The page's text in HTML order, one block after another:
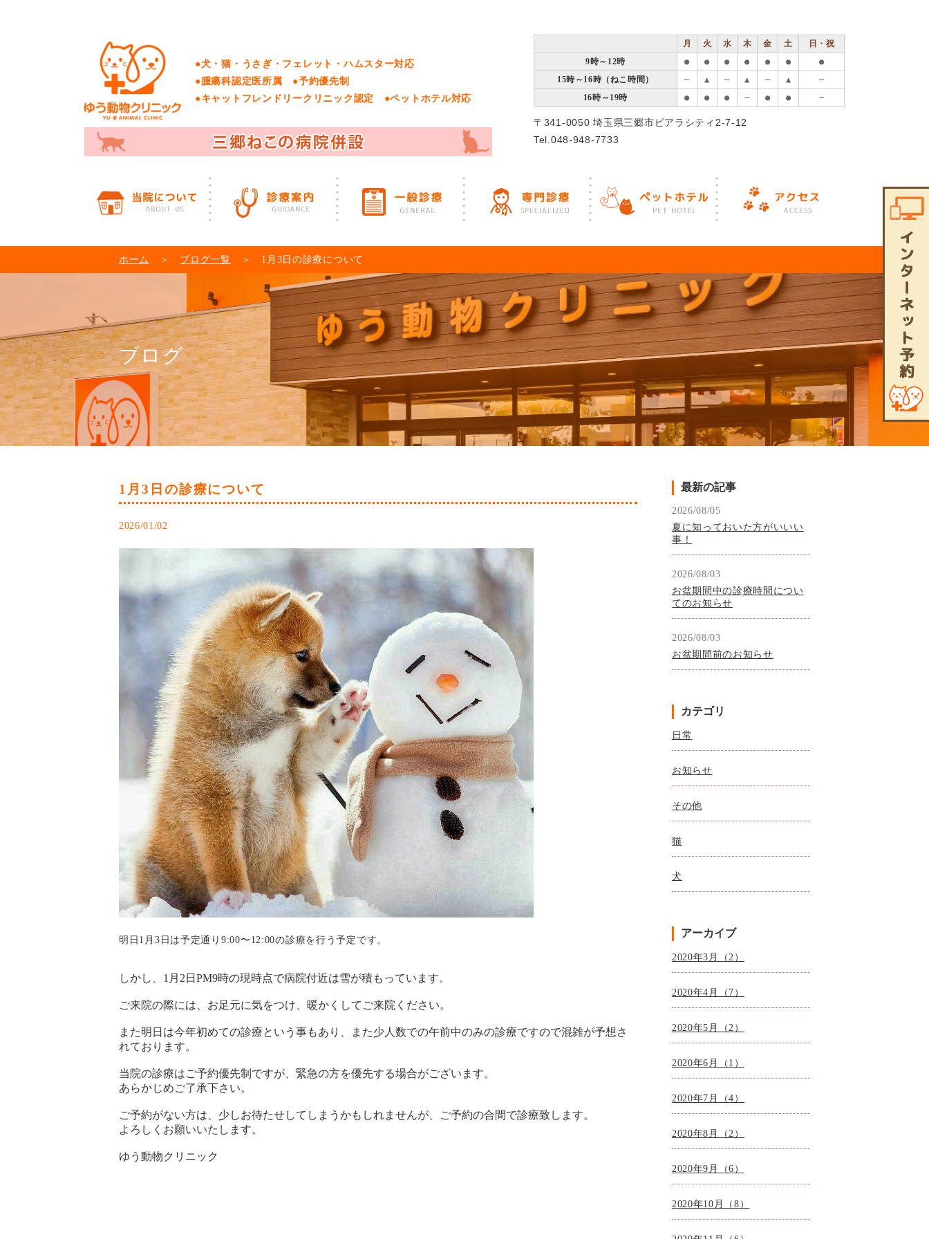
●犬・猫・うさぎ・フェレット・ハムスター対応
●腫瘍科認定医所属 ●予約優先制
●キャットフレンドリークリニック認定 ●ペットホテル対応
月 火 水 木 金 土
日・祝
9時～12時
● ● ● ● ● ●
●
15時～16時（ねこ時間）
― ▲ ― ▲ ― ▲
―
16時～19時
● ● ● ― ● ● ―
〒341-0050 埼玉県三郷市ピアラシティ2-7-12
Tel.048-948-7733
ホーム ＞ ブログ一覧 ＞ 1月3日の診療について
ブログ
1月3日の診療について
2026/01/02
明日1月3日は予定通り9:00〜12:00の診療を行う予定です。
しかし、1月2日PM9時の現時点で病院付近は雪が積もっています。
ご来院の際には、お足元に気をつけ、暖かくしてご来院ください。
また明日は今年初めての診療という事もあり、また少人数での午前中のみの診療ですので混雑が予想さ
れております。
当院の診療はご予約優先制ですが、緊急の方を優先する場合がございます。
あらかじめご了承下さい。
ご予約がない方は、少しお待たせしてしまうかもしれませんが、ご予約の合間で診療致します。
よろしくお願いいたします。
ゆう動物クリニック
最新の記事
2026/08/05
夏に知っておいた方がいいい
事！
2026/08/03
お盆期間中の診療時間につい
てのお知らせ
2026/08/03
お盆期間前のお知らせ
カテゴリ
日常
お知らせ
その他
猫
犬
アーカイブ
2020年3月（2）
2020年4月（7）
2020年5月（2）
2020年6月（1）
2020年7月（4）
2020年8月（2）
2020年9月（6）
2020年10月（8）